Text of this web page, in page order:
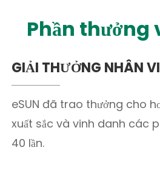
Phần thưởng
GIẢI THƯỞNG NHÂN
eSUN đã trao thưởng cho
xuất sắc và vinh danh các
40 lần.